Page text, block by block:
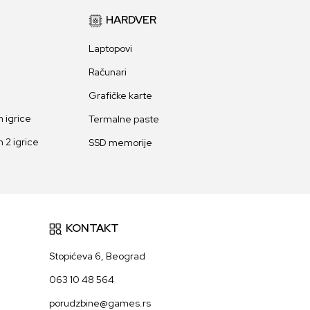
igrice
2 igrice
HARDVER
Laptopovi
Računari
Grafičke karte
Termalne paste
SSD memorije
KONTAKT
Stopićeva 6, Beograd
063 10 48 564
porudzbine@games.rs